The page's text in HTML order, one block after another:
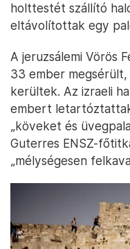
holttestét szállító
eltávolítottak egy
A jeruzsálemi Vörös
33 ember
kerültek. Az izraeli
embert
„köveket és
Guterres ENSZ-
„mélységesen